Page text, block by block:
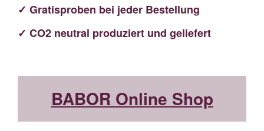
✓ Gratisproben bei jeder Bestellung
✓ CO2 neutral produziert und geliefert
BABOR Online Shop